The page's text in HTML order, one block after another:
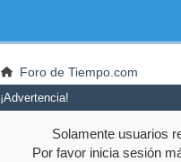
Foro de Tiempo.com
¡Advertencia!
Solamente usuarios
Por favor inicia sesión